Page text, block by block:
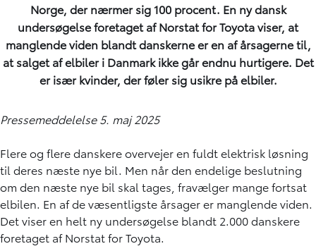
Norge, der nærmer sig 100 procent. En ny dansk
undersøgelse foretaget af Norstat for Toyota viser, at
manglende viden blandt danskerne er en af årsagerne til,
at salget af elbiler i Danmark ikke går endnu hurtigere. Det
er især kvinder, der føler sig usikre på elbiler.
Pressemeddelelse 5. maj 2025
Flere og flere danskere overvejer en fuldt elektrisk løsning
til deres næste nye bil. Men når den endelige beslutning
om den næste nye bil skal tages, fravælger mange fortsat
elbilen. En af de væsentligste årsager er manglende viden.
Det viser en helt ny undersøgelse blandt 2.000 danskere
foretaget af Norstat for Toyota.